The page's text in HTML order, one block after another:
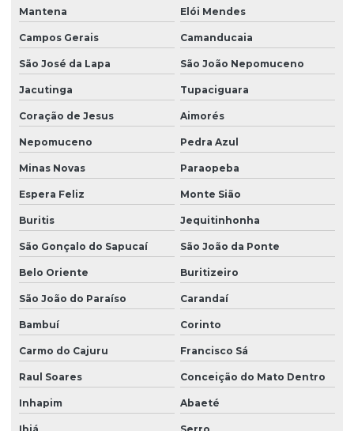
Sondagem de solo mista
Sondagem de solo a percussão
Sondagem de solo a trado
Sondagem de solo trado manual
Sondagem de solos e rochas
Sondagem SPT com torque
Sondagem de terreno para construção
Sondagem a trado mecanizado
Sondagem a trado para pavimentação
Sondagem a trado e percussão
Terraplanagem de obra civil
Topografia com drone
Mantena Elói Mendes
Campos Gerais Camanducaia
São José da Lapa São João Nepomuceno
Jacutinga Tupaciguara
Coração de Jesus Aimorés
Nepomuceno Pedra Azul
Minas Novas Paraopeba
Espera Feliz Monte Sião
Buritis Jequitinhonha
São Gonçalo do Sapucaí São João da Ponte
Belo Oriente Buritizeiro
São João do Paraíso Carandaí
Bambuí Corinto
Carmo do Cajuru Francisco Sá
Raul Soares Conceição do Mato Dentro
Inhapim Abaeté